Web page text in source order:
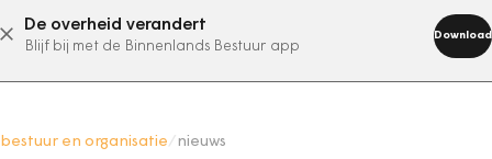
De overheid verandert
Blijf bij met de Binnenlands Bestuur app
Download
abonneer nu
bestuur en organisatie nieuws